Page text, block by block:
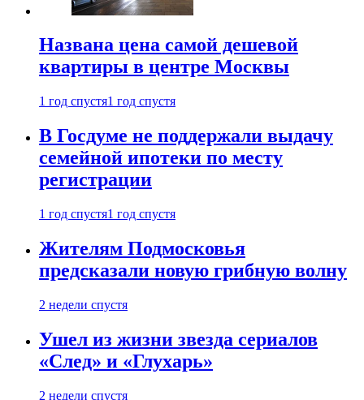
Названа цена самой дешевой
квартиры в центре Москвы
1 год спустя1 год спустя
В Госдуме не поддержали выдачу
семейной ипотеки по месту
регистрации
1 год спустя1 год спустя
Жителям Подмосковья
предсказали новую грибную волну
2 недели спустя
Ушел из жизни звезда сериалов
«След» и «Глухарь»
2 недели спустя